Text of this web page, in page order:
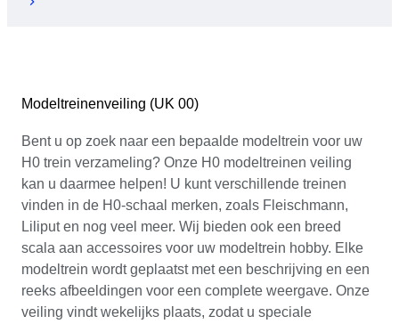
Modeltreinenveiling (UK 00)
Bent u op zoek naar een bepaalde modeltrein voor uw
H0 trein verzameling? Onze H0 modeltreinen veiling
kan u daarmee helpen! U kunt verschillende treinen
vinden in de H0-schaal merken, zoals Fleischmann,
Liliput en nog veel meer. Wij bieden ook een breed
scala aan accessoires voor uw modeltrein hobby. Elke
modeltrein wordt geplaatst met een beschrijving en een
reeks afbeeldingen voor een complete weergave. Onze
veiling vindt wekelijks plaats, zodat u speciale